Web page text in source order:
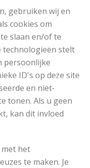
gebruiken wij en
cookies om
slaan en/of te
technologieën stelt
persoonlijke
ID's op deze site
en niet-
tonen. Als u geen
kan dit invloed
het
te maken. Je